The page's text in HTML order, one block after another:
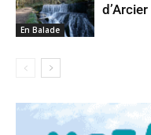
En Balade